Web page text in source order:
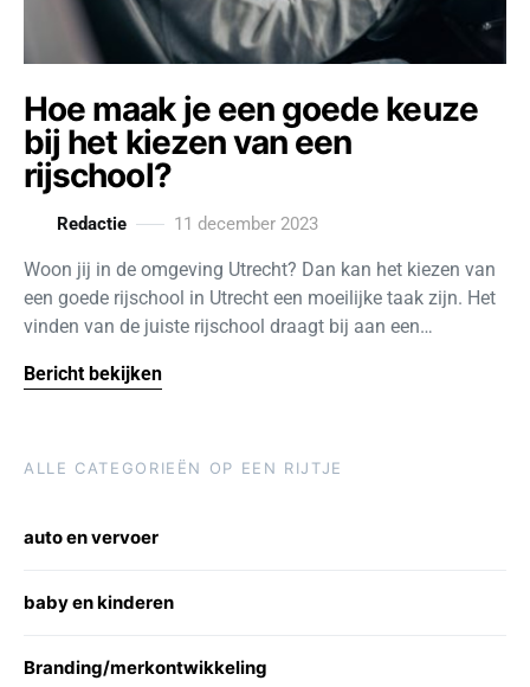
Hoe maak je een goede keuze
bij het kiezen van een
rijschool?
Redactie 11 december 2023
Woon jij in de omgeving Utrecht? Dan kan het kiezen van
een goede rijschool in Utrecht een moeilijke taak zijn. Het
vinden van de juiste rijschool draagt bij aan een…
Bericht bekijken
ALLE CATEGORIEËN OP EEN RIJTJE
auto en vervoer
baby en kinderen
Branding/merkontwikkeling